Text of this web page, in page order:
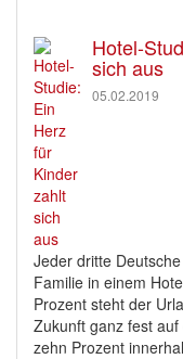
Hotel-
sich aus
05.02.2019
Jeder dritte
Familie in einem
Prozent steht der
Zukunft ganz fest
zehn Prozent